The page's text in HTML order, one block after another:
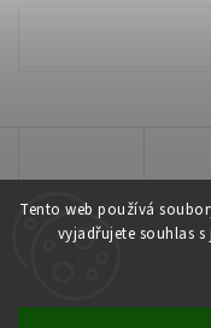
Tento web používá
vyjadřujete souhlas